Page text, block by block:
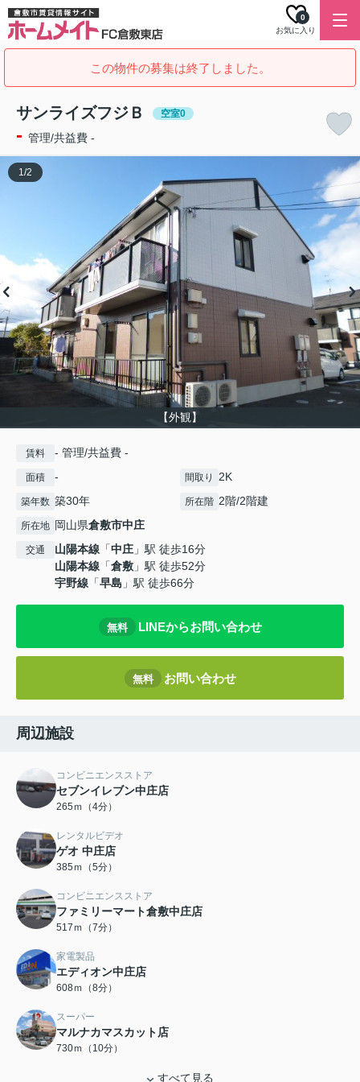
お気に入り
0
この物件の募集は終了しました。
サンライズフジＢ 空室0
- 管理/共益費 -
【外観】
1/2
賃料 - 管理/共益費 -
面積 - 間取り 2K
築年数 築30年 所在階 2階/2階建
所在地 岡山県倉敷市中庄
交通 山陽本線 「中庄 」駅 徒歩16分
山陽本線 「倉敷 」駅 徒歩52分
宇野線 「早島 」駅 徒歩66分
無料 LINEからお問い合わせ
無料 お問い合わせ
周辺施設
コンビニエンスストア
セブンイレブン中庄店
265ｍ（4分）
レンタルビデオ
ゲオ 中庄店
385ｍ（5分）
コンビニエンスストア
ファミリーマート倉敷中庄店
517ｍ（7分）
家電製品
エディオン中庄店
608ｍ（8分）
スーパー
マルナカマスカット店
730ｍ（10分）
すべて見る